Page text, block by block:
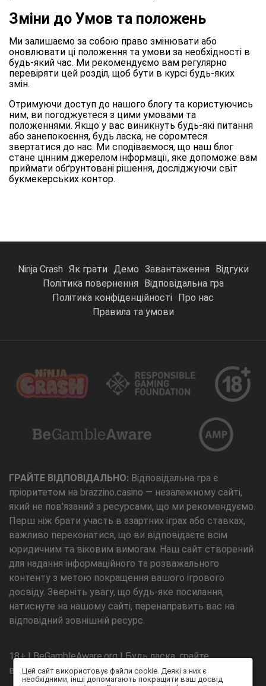
Зміни до Умов та положень
Ми залишаємо за собою право змінювати або
оновлювати ці положення та умови за необхідності в
будь-який час. Ми рекомендуємо вам регулярно
перевіряти цей розділ, щоб бути в курсі будь-яких
змін.
Отримуючи доступ до нашого блогу та користуючись
ним, ви погоджуєтеся з цими умовами та
положеннями. Якщо у вас виникнуть будь-які питання
або занепокоєння, будь ласка, не соромтеся
звертатися до нас. Ми сподіваємося, що наш блог
стане цінним джерелом інформації, яке допоможе вам
приймати обґрунтовані рішення, досліджуючи світ
букмекерських контор.
Ninja Crash Як грати Демо Завантаження
Відгуки
Політика повернення
Відповідальна гра
Політика конфіденційності Про нас
Правила та умови
ГРАЙТЕ ВІДПОВІДАЛЬНО: Відповідальна гра є
пріоритетом на brazzino.casino — незалежному сайті,
який не пов'язаний з ресурсами, що ми рекомендуємо.
Перш ніж брати участь в азартних іграх або ставках,
важливо переконатися, що ви відповідаєте всім
юридичним та віковим вимогам. Наш сайт створений
для надання інформаційного та розважального
контенту з метою покращення вашого ігрового
досвіду. Зверніть увагу, що будь-яке посилання,
натиснуте на нашому сайті, перенаправить вас на
відповідний зовнішній ресурс.
18+ | BeGambleAware.org | Будь ласка, грайте
відповідально
Цей сайт використовує файли cookie. Деякі з них є
необхідними, інші допомагають покращити ваш досвід